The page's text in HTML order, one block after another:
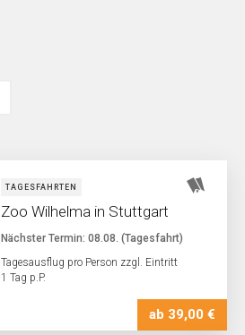
TAGESFAHRTEN
Zoo Wilhelma in Stuttgart
Nächster Termin: 08.08. (Tagesfahrt)
Tagesausflug pro Person zzgl. Eintritt
1 Tag p.P.
ab 39,00 €